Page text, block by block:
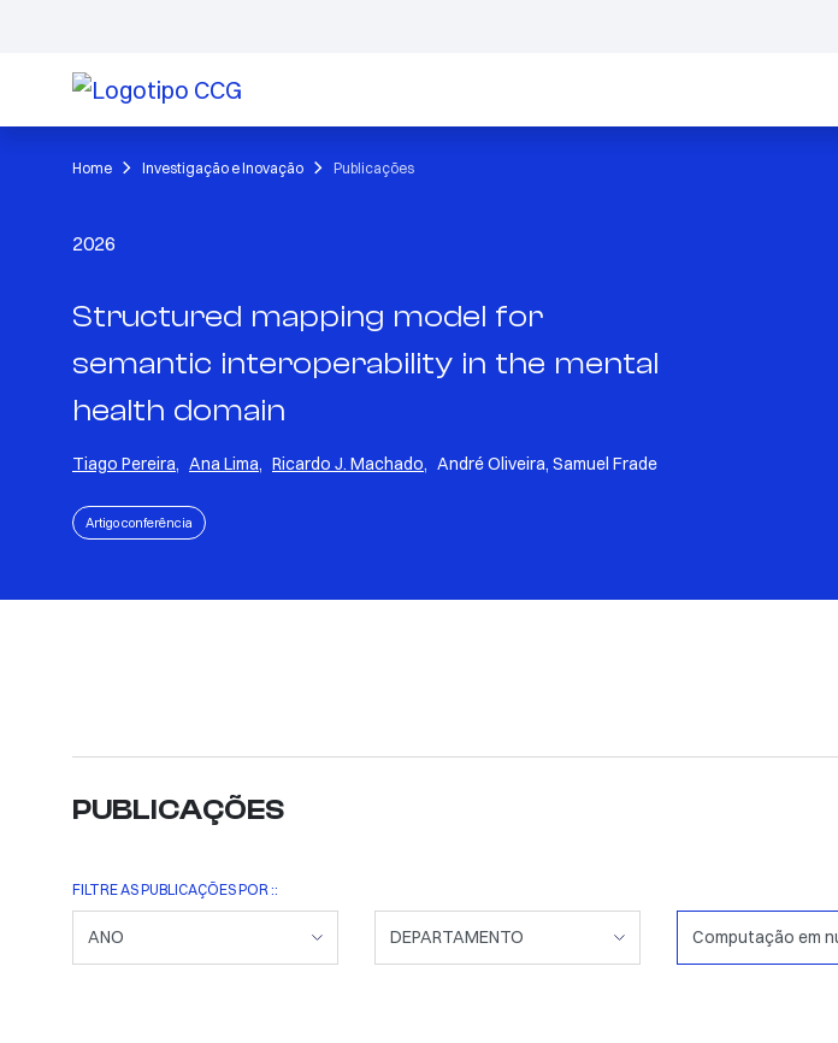
Home Investigação e Inovação Publicações
2026
Structured mapping model for
semantic interoperability in the mental
health domain
Tiago Pereira, Ana Lima, Ricardo J. Machado, André Oliveira, Samuel Frade
Artigo conferência
PUBLICAÇÕES
FILTRE AS PUBLICAÇÕES POR ::